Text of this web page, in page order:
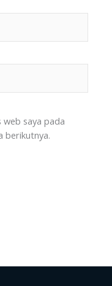
web saya pada
berikutnya.